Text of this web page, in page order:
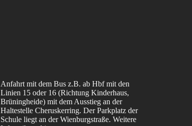
Anfahrt mit dem Bus z.B. ab Hbf mit den
Linien 15 oder 16 (Richtung Kinderhaus,
Brüningheide) mit dem Ausstieg an der
Haltestelle Cheruskerring. Der Parkplatz der
Schule liegt an der Wienburgstraße. Weitere